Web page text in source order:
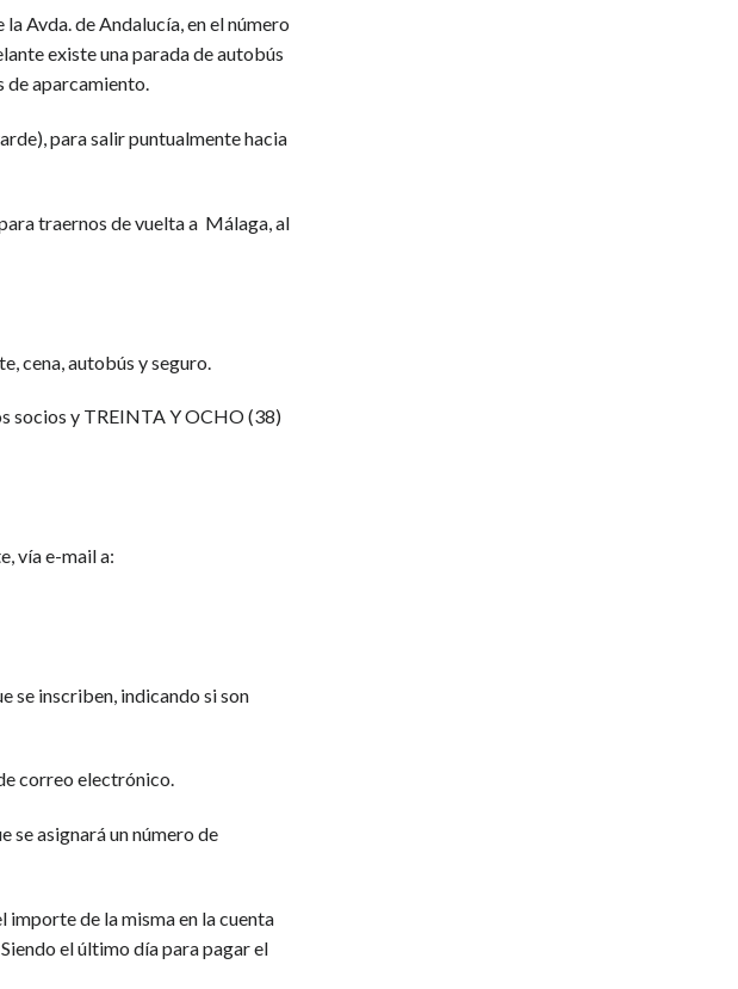
Avda. de Andalucía, en el número
existe una parada de autobús
de aparcamiento.
para salir puntualmente hacia
traernos de vuelta a Málaga, al
cena, autobús y seguro.
socios y TREINTA Y OCHO (38)
vía e-mail a:
se inscriben, indicando si son
correo electrónico.
se asignará un número de
de la misma en la cuenta
el último día para pagar el